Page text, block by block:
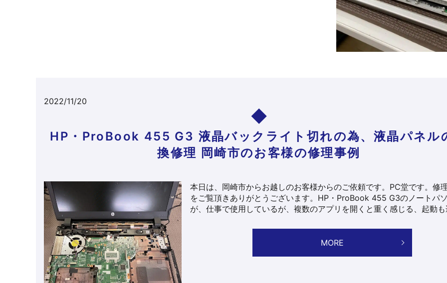
2022/11/20
HP・ProBook 455 G3 液晶バックライト切れの為、液晶パネル
換修理 岡崎市のお客様の修理事例
本日は、岡崎市からお越しのお客様からのご依頼です。PC堂です。修
をご覧頂きありがとうございます。HP・ProBook 455 G3のノートパ
が、仕事で使用しているが、複数のアプリを開くと重く感じる、起動
MORE